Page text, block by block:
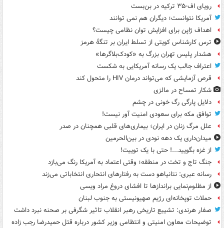
رویای اف-۳۵ ترکیه در بن‌بست
آمریکا نتوانست؛ دیگران هم نمی توانند
اهداف ژاپن برای افزایش توان نظامی چیست؟
ترس کارشناس کویتی از تسلط ایران بر تنگۀ هرمز
هشدار پلیس تهران بزرگ به «کودک‌بلاگرها»
اعتراف جالب یک رسانه آمریکایی به شکست
قرص آزمایشی که می‌تواند درمان HIV را متحول کند
شکار تمساح در مالزی
دلایل پارگی رگ خونی در چشم
توافق مکه برای سعودی امنیت آور نیست!
علل مرگ زنان در ایران؛ بیماری‌های قلبی همچنان در صدر
میدان‌داری یک دهه نودی در بین‌الحرمین
از غزه بگویید...! حتی با یک توییت!
جنگ تاج و تخت در منطقه؛ وقتی اعتماد به آمریکا رنگ می‌بازد
رسانه عبری: نتانیاهو دست به رفتارهای انتحاری انتخاباتی می‌زند
از مظلوم‌نمایی براندازها تا افشای دروغ مراد ویسی
حملات توپخانه‌ای رژیم صهیونیستی به جنوب لبنان
صفار هرندی: تشییع تاریخی رهبر انقلاب تاثیر شگرفی بر صحنه نبرد داشت
توضیحات معاون امنیتی و انتظامی وزیر کشور درباره قتل حمیدرضا رجب زاده